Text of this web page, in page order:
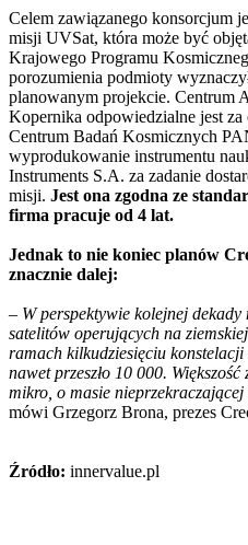
Celem zawiązanego konsorcjum
misji UVSat, która może być
Krajowego Programu
porozumienia podmioty
planowanym projekcie. Centrum
Kopernika odpowiedzialne jest za
Centrum Badań Kosmicznych
wyprodukowanie instrumentu
Instruments S.A. za zadanie
misji. Jest ona zgodna ze
firma pracuje od 4 lat.
Jednak to nie koniec planów
znacznie dalej:
– W perspektywie kolejnej
satelitów operujących na
ramach kilkudziesięciu
nawet przeszło 10 000.
mikro, o masie
mówi Grzegorz Brona, prezes
Źródło: innervalue.pl